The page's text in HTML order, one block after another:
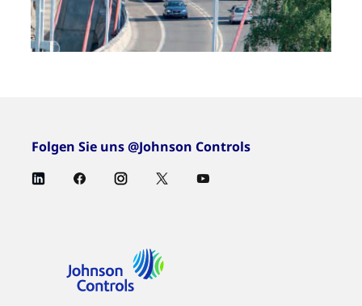
Folgen Sie uns @Johnson Controls